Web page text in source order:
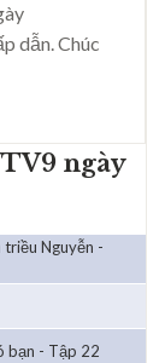
dẫn. Chúc
ngày
triều Nguyễn -
bạn - Tập 22